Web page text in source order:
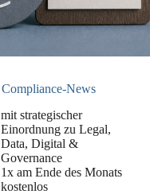
Compliance-News
mit strategischer
Einordnung zu Legal,
Data, Digital &
Governance
1x am Ende des Monats
kostenlos